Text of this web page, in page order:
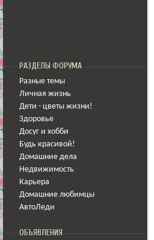
РАЗДЕЛЫ ФОРУМА
Разные темы
Личная жизнь
Дети - цветы жизни!
Здоровье
Досуг и хобби
Будь красивой!
Домашние дела
Недвижимость
Карьера
Домашние любимцы
АвтоЛеди
ОБЪЯВЛЕНИЯ